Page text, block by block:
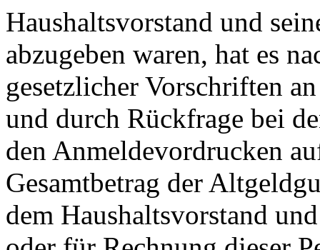
Haushaltsvorstand und
abzugeben waren, hat es
gesetzlicher Vorschriften
und durch Rückfrage bei
den Anmeldevordrucken
Gesamtbetrag der
dem Haushaltsvorstand